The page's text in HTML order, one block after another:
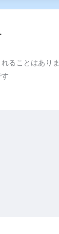
ることはありま